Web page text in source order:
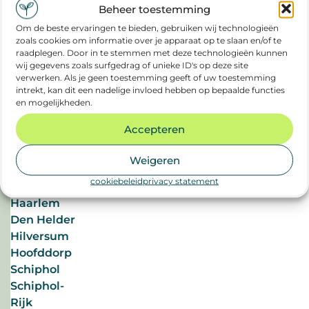
Beheer toestemming
Om de beste ervaringen te bieden, gebruiken wij technologieën
zoals cookies om informatie over je apparaat op te slaan en/of te
raadplegen. Door in te stemmen met deze technologieën kunnen
wij gegevens zoals surfgedrag of unieke ID's op deze site
verwerken. Als je geen toestemming geeft of uw toestemming
intrekt, kan dit een nadelige invloed hebben op bepaalde functies
en mogelijkheden.
Accepteren
Weigeren
cookiebeleidprivacy statement
2026
rust
is
een
nieuwe
duurzame
arbeidsvoorwaarde
Nederland
groeit
de
aandacht
voor
‘het
recht
op
onbereikbaarheid’.
Uit
onderzoek
#rechtoprust
#duurzameinzetbaarheid
#werkgeluk
#duurzaamwerken
Lees
Vlissingen
Drenthe
Assen
Emmen
Hoogeveen
Noord-
Holland
Alkmaar
Amstelveen
Haarlem
Den Helder
Hilversum
Hoofddorp
Schiphol
Schiphol-
Rijk